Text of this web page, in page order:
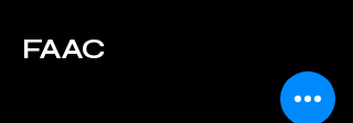
FAAC